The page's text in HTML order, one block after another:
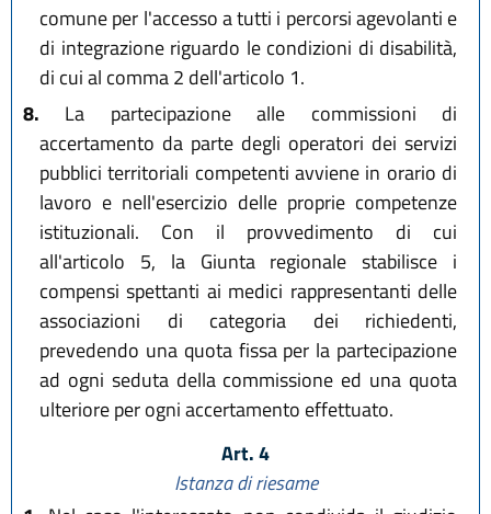
comune per l'accesso a tutti i percorsi agevolanti e
di integrazione riguardo le condizioni di disabilità,
di cui al comma 2 dell'articolo 1.
8. La partecipazione alle commissioni di
accertamento da parte degli operatori dei servizi
pubblici territoriali competenti avviene in orario di
lavoro e nell'esercizio delle proprie competenze
istituzionali. Con il provvedimento di cui
all'articolo 5, la Giunta regionale stabilisce i
compensi spettanti ai medici rappresentanti delle
associazioni di categoria dei richiedenti,
prevedendo una quota fissa per la partecipazione
ad ogni seduta della commissione ed una quota
ulteriore per ogni accertamento effettuato.
Art. 4
Istanza di riesame